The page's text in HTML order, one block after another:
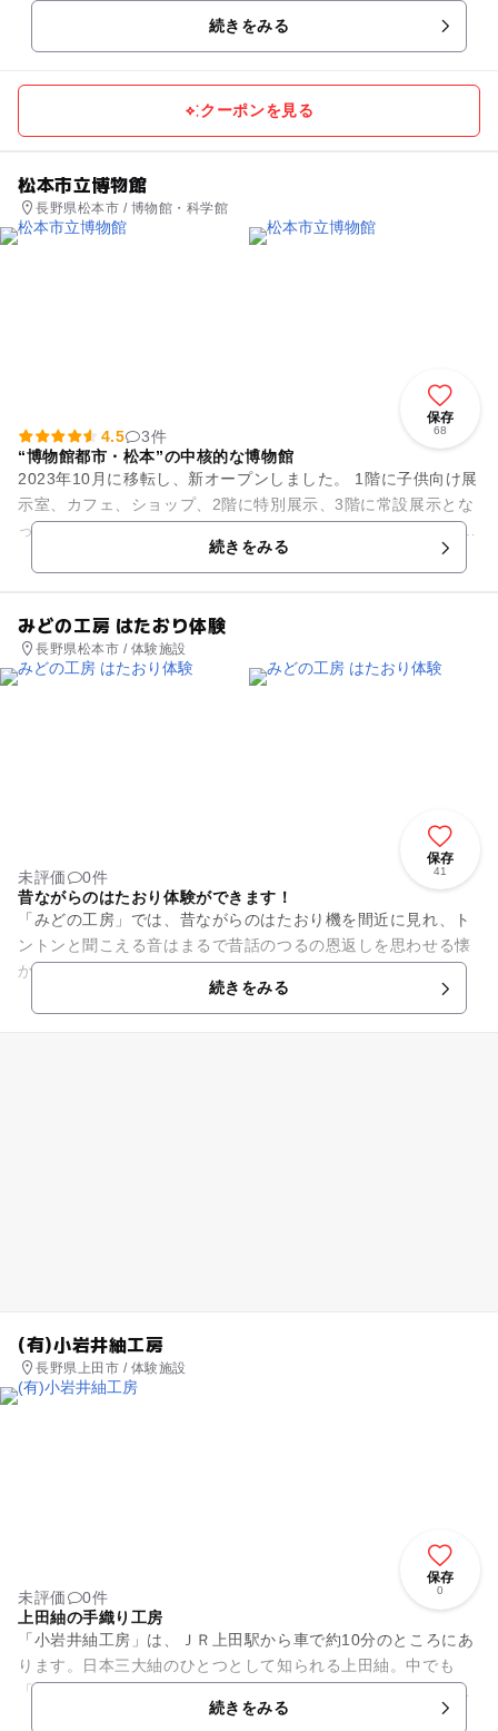
続きをみる
クーポンを見る
松本市立博物館
長野県松本市 / 博物館・科学館
保存
68
4.5
3件
“博物館都市・松本”の中核的な博物館
2023年10月に移転し、新オープンしました。 1階に子供向け展
示室、カフェ、ショップ、2階に特別展示、3階に常設展示とな
っています。 企画展示の他、松本の「ひと」と「まち」を軸
続きをみる
みどの工房 はたおり体験
長野県松本市 / 体験施設
保存
41
未評価
0件
昔ながらのはたおり体験ができます！
「みどの工房」では、昔ながらのはたおり機を間近に見れ、ト
ントンと聞こえる音はまるで昔話のつるの恩返しを思わせる懐
かしい体験ができます！こういった体験が出来るのが嬉し
い！！と喜びの声を沢山頂くほど...
続きをみる
(有)小岩井紬工房
長野県上田市 / 体験施設
保存
0
未評価
0件
上田紬の手織り工房
「小岩井紬工房」は、ＪＲ上田駅から車で約10分のところにあ
ります。日本三大紬のひとつとして知られる上田紬。中でも
「小岩井紬工房」は手織り一筋。柔らかくしなやかな風合いが
着れば着るほど体に馴染むよ...続きをみる